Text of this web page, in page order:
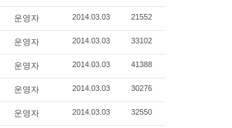
운영자 2014.03.03 21552
운영자 2014.03.03 33102
운영자 2014.03.03 41388
운영자 2014.03.03 30276
운영자 2014.03.03 32550